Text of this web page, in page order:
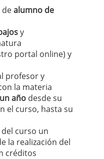
dealumno de
y
portal online) y
profesor y
la materia
un año desde su
el curso, hasta su
curso un
la realización del
créditos